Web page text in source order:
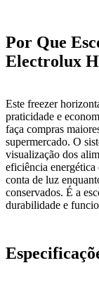
Por Que
Electrolux
Este freezer
praticidade e
faça compras
supermercado. O
visualização dos
eficiência
conta de luz
conservados. É a
durabilidade e